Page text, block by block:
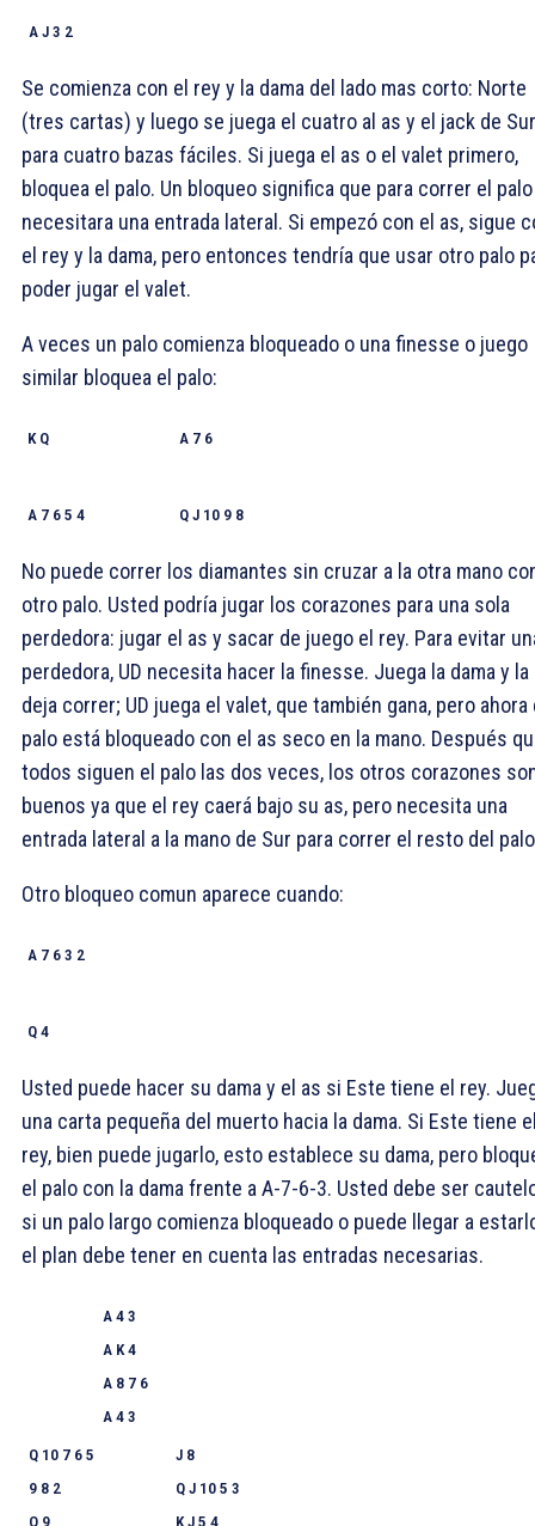
A J 3 2
Se comienza con el rey y la dama del lado mas corto: Norte
(tres cartas) y luego se juega el cuatro al as y el jack de Sur
para cuatro bazas fáciles. Si juega el as o el valet primero,
bloquea el palo. Un bloqueo significa que para correr el palo
necesitara una entrada lateral. Si empezó con el as, sigue
el rey y la dama, pero entonces tendría que usar otro palo
poder jugar el valet.
A veces un palo comienza bloqueado o una finesse o juego
similar bloquea el palo:
K Q A 7 6
A 7 6 5 4 Q J 10 9 8
No puede correr los diamantes sin cruzar a la otra mano
otro palo. Usted podría jugar los corazones para una sola
perdedora: jugar el as y sacar de juego el rey. Para evitar
perdedora, UD necesita hacer la finesse. Juega la dama y la
deja correr; UD juega el valet, que también gana, pero ahora
palo está bloqueado con el as seco en la mano. Después
todos siguen el palo las dos veces, los otros corazones
buenos ya que el rey caerá bajo su as, pero necesita una
entrada lateral a la mano de Sur para correr el resto del
Otro bloqueo comun aparece cuando:
A 7 6 3 2
Q 4
Usted puede hacer su dama y el as si Este tiene el rey.
una carta pequeña del muerto hacia la dama. Si Este tiene
rey, bien puede jugarlo, esto establece su dama, pero
el palo con la dama frente a A-7-6-3. Usted debe ser
si un palo largo comienza bloqueado o puede llegar a
el plan debe tener en cuenta las entradas necesarias.
A 4 3
A K 4
A 8 7 6
A 4 3
Q 10 7 6 5
9 8 2
Q 9
J 8
Q J 10 5 3
K J 5 4